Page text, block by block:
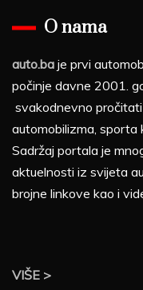
O nama
auto.ba je prvi
počinje davne 2001.
svakodnevno
automobilizma, sporta
Sadržaj portala je
aktuelnosti iz svijeta
brojne linkove kao i
VIŠE >